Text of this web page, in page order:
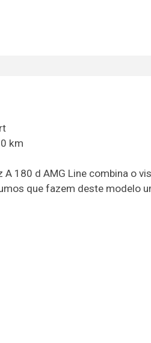
km
180 d AMG Line combina o
que fazem deste modelo